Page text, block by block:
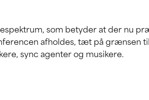
som betyder at der nu
afholdes, tæt på grænsen
sync agenter og musikere.